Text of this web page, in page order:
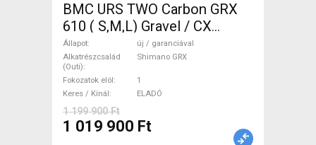
BMC URS TWO Carbon GRX
610 ( S,M,L) Gravel / CX
Shimano GRX tárcsafék új /
garanciával ELADÓ
Állapot
új / garanciával
Alkatrészcsalád
(Outi)
Shimano GRX
Fokozatok elöl
1
Keres / Kínál
ELADÓ
1 199 900 Ft
1 019 900 Ft